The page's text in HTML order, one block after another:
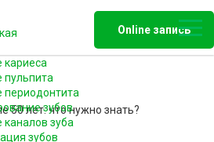
Online запись
кариеса
пульпита
периодонтита
зубов
каналов зуба
зубов
50 лет: что нужно знать?